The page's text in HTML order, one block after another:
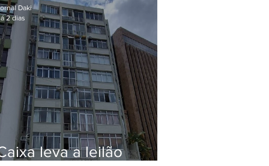
leva a leilão
Daki
2 dias